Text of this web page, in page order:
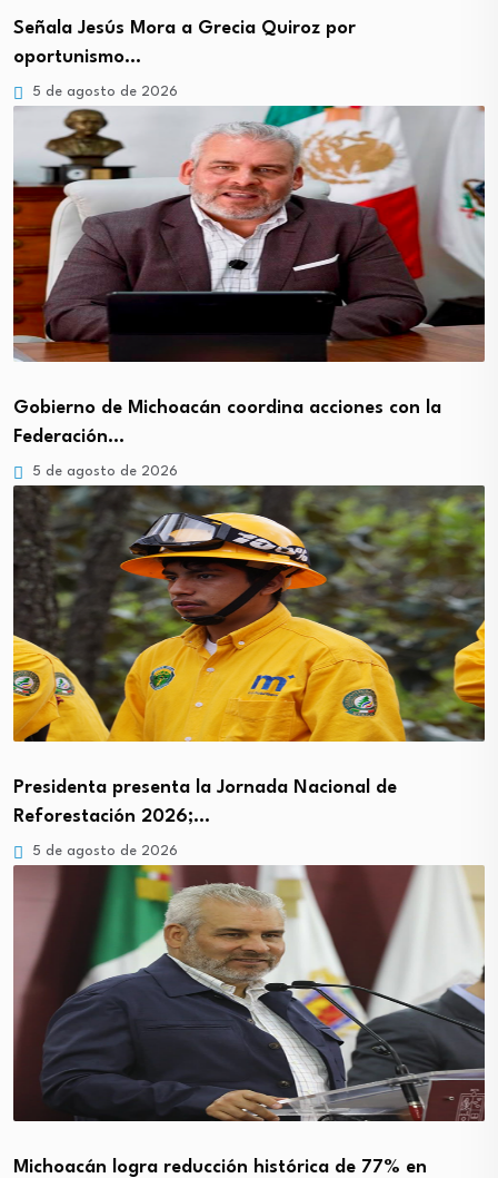
Señala Jesús Mora a Grecia Quiroz por
oportunismo…
5 de agosto de 2026
Gobierno de Michoacán coordina acciones con la
Federación…
5 de agosto de 2026
Presidenta presenta la Jornada Nacional de
Reforestación 2026;…
5 de agosto de 2026
Michoacán logra reducción histórica de 77% en